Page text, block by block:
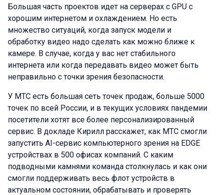
Большая часть проектов идет на серверах с GPU с
хорошим интернетом и охлаждением. Но есть
множество ситуаций, когда запуск модели и
обработку видео надо сделать как можно ближе к
камере. В случае, когда у вас нет стабильного
интернета или когда передавать видео может быть
неправильно с точки зрения безопасности.
У МТС есть большая сеть точек продаж, больше 5000
точек по всей России, и в текущих условиях пандемии
посетители хотят все более персонализированный
сервис. В докладе Кирилл расскажет, как МТС смогли
запустить AI-сервис компьютерного зрения на EDGE
устройствах в 500 офисах компаний. С каким
подводными камнями команда столкнулась и как они
смогли поддерживать весь флот устройств в
актуальном состоянии, обрабатывать и проверять